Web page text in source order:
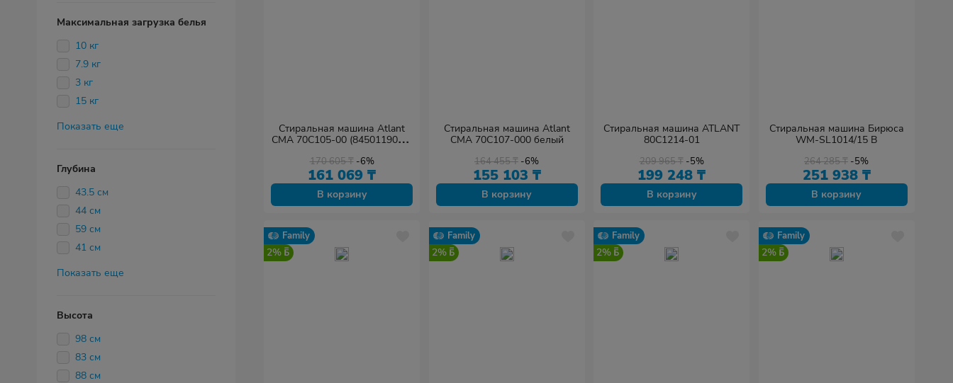
Максимальная загрузка белья
10 кг
7.9 кг
3 кг
15 кг
Показать еще
Глубина
43.5 см
44 см
59 см
41 см
Показать еще
Высота
98 см
83 см
88 см
Стиральная машина Atlant
СМА 70С105-00 (8450119000)
170 605₸ -6%
161 069 ₸
В корзину
Стиральная машина Atlant
СМА 70С107-000 белый
164 455₸ -6%
155 103 ₸
В корзину
Стиральная машина ATLANT
80С1214-01
209 965₸ -5%
199 248 ₸
В корзину
Стиральная машина Бирюса
WM-SL1014/15 B
264 285₸ -5%
251 938 ₸
В корзину
Family
2%
Family
2%
Family
2%
Family
2%